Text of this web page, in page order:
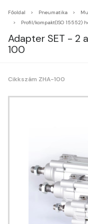
Főoldal Pneumatika
Profil/kompakt(ISO 15552)
Adapter SET - 2
100
Cikkszám ZHA-100